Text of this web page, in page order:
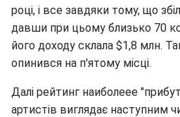
році, і все завдяки тому, що
давши при цьому близько 70
його доходу склала $1,8 млн.
опинився на п'ятому місці.
Далі рейтинг наиболеее
артистів виглядає наступним